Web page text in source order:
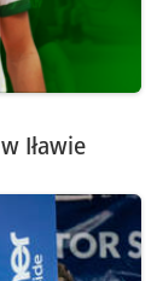
Iławie